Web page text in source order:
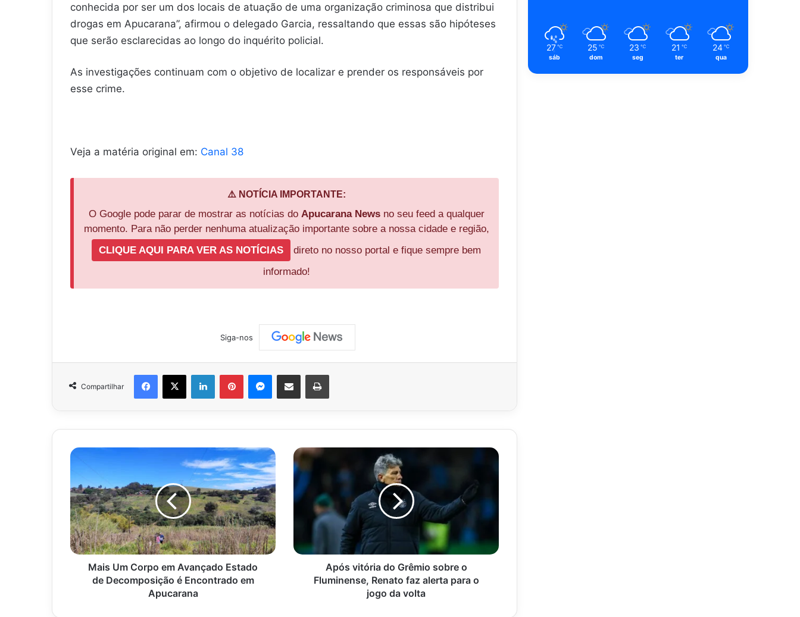
conhecida por ser um dos locais de atuação de uma organização criminosa que distribui
drogas em Apucarana”, afirmou o delegado Garcia, ressaltando que essas são hipóteses
que serão esclarecidas ao longo do inquérito policial.
As investigações continuam com o objetivo de localizar e prender os responsáveis por
esse crime.
Veja a matéria original em: Canal 38
⚠️ NOTÍCIA IMPORTANTE:
O Google pode parar de mostrar as notícias do Apucarana Newsno seu feed a qualquer
momento. Para não perder nenhuma atualização importante sobre a nossa cidade e região,
CLIQUE AQUI PARA VER AS NOTÍCIAS
direto no nosso portal e fique sempre bem
informado!
Siga-nos
Compartilhar
Facebook
X LinkedinPinterestMessenger
Compartilhar via e-mail Imprimir
Mais
em
Avançado
Estado
de
Decomposição
é
Encontrado
Mais Um Corpo em Avançado Estado
de Decomposição é Encontrado em
Apucarana
Após
vitória
do
Grêmio
sobre
Fluminense,
faz
Após vitória do Grêmio sobre o
Fluminense, Renato faz alerta para o
jogo da volta
27 ℃
sáb
25 ℃
dom
23 ℃
seg
21 ℃
ter
24 ℃
qua